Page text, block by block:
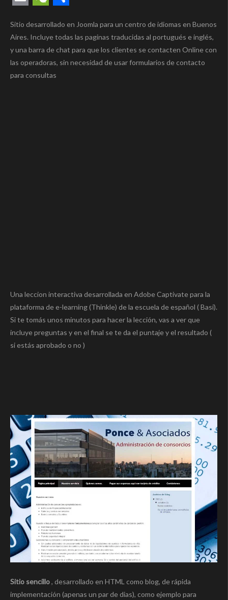
Sitio desarrollado en Joomla para un centro de idiomas en Buenos
Aires. Incluye todas las paginas traducidas al portugués e inglés,
y una barra de chat para que los clientes se contacten Online con
las operadoras, sin necesidad de usar formularios de contacto
para consultas
Una leccion interactiva desarrollada en Adobe Captivate para la
plataforma de e-learning (Thinkle) de la escuela de español ( Basi).
Si te tomás unos minutos para hacer la lección, vas a ver que
incluye preguntas y en el final se te da el puntaje y el resultado (
si estás aprobado o no )
Sitio sencillo, desarrollado en HTML como blog, de rápida
implementación (apenas un par de dias), como ejemplo para